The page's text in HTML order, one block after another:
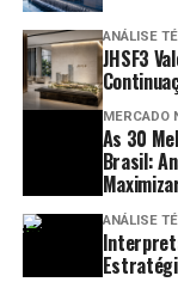
ANÁLISE
JHSF3
MERCADO
As 30
Brasil:
ANÁLISE